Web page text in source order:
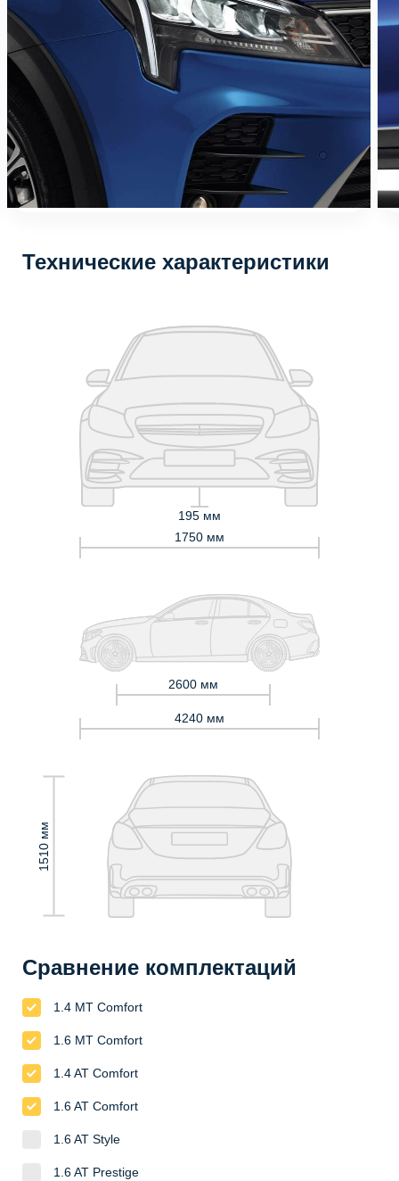
Технические характеристики
195 мм
1750 мм
2600 мм
4240 мм
1510 мм
Сравнение комплектаций
1.4 MT Сomfort
1.6 MT Сomfort
1.4 AT Сomfort
1.6 AT Сomfort
1.6 AT Style
1.6 AT Prestige